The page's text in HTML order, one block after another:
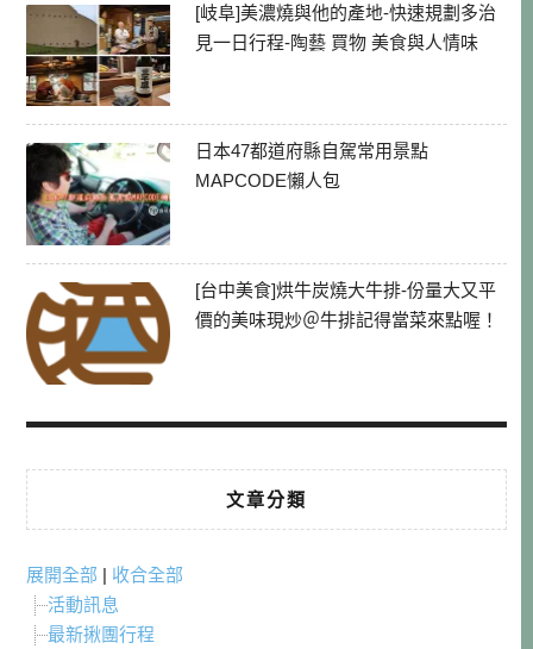
[岐阜]美濃燒與他的產地-快速規劃多治
見一日行程-陶藝 買物 美食與人情味
日本47都道府縣自駕常用景點
MAPCODE懶人包
[台中美食]烘牛炭燒大牛排-份量大又平
價的美味現炒＠牛排記得當菜來點喔！
文章分類
展開全部 | 收合全部
活動訊息
最新揪團行程